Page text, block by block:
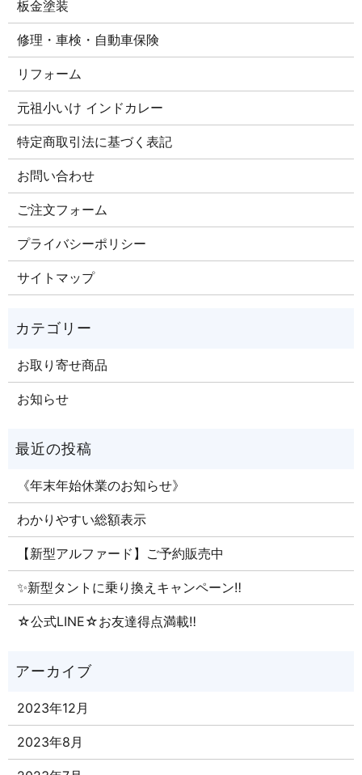
板金塗装
修理・車検・自動車保険
リフォーム
元祖小いけ インドカレー
特定商取引法に基づく表記
お問い合わせ
ご注文​フォーム
プライバシーポリシー
サイトマップ
お取り寄せ商品
お知らせ
《年末年始休業のお知らせ》
わかりやすい総額表示
【新型アルファード】ご予約販売中
✨新型タントに乗り換えキャンペーン‼
☆公式LINE☆お友達得点満載‼
2023年12月
2023年8月